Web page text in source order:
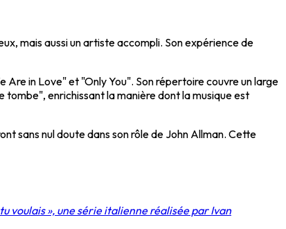
mais aussi un artiste accompli. Son expérience de
in Love" et "Only You". Son répertoire couvre un large
tombe", enrichissant la manière dont la musique est
sans nul doute dans son rôle de John Allman. Cette
voulais », une série italienne réalisée par Ivan